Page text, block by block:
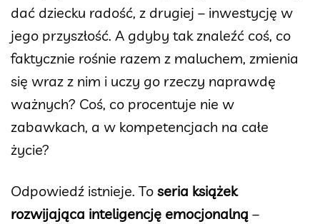
dać dziecku radość, z drugiej – inwestycję w
jego przyszłość. A gdyby tak znaleźć coś, co
faktycznie rośnie razem z maluchem, zmienia
się wraz z nim i uczy go rzeczy naprawdę
ważnych? Coś, co procentuje nie w
zabawkach, a w kompetencjach na całe
życie?
Odpowiedź istnieje. To seria książek
rozwijająca inteligencję emocjonalną –